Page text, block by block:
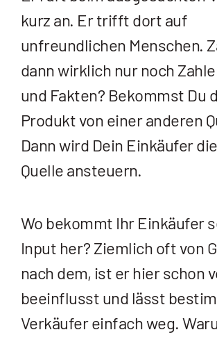
kurz an. Er trifft dort auf
unfreundlichen Menschen.
dann wirklich nur noch
und Fakten? Bekommst Du
Produkt von einer anderen
Dann wird Dein Einkäufer
Quelle ansteuern.
Wo bekommt Ihr Einkäufer
Input her? Ziemlich oft von
nach dem, ist er hier schon
beeinflusst und lässt
Verkäufer einfach weg.